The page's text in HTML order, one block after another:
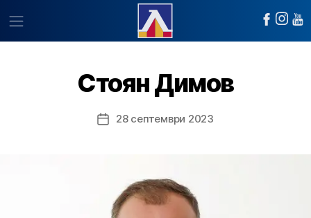
Стоян Димов
Post28 септември 2023